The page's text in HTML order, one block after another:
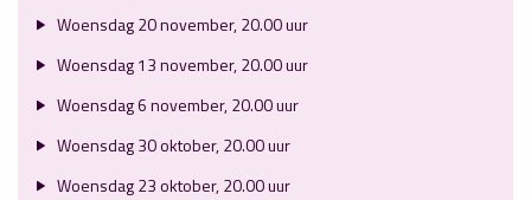
Woensdag 20 november, 20.00 uur
Woensdag 13 november, 20.00 uur
Woensdag 6 november, 20.00 uur
Woensdag 30 oktober, 20.00 uur
Woensdag 23 oktober, 20.00 uur